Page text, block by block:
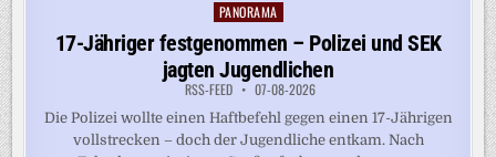
Posted
PANORAMA
17-Jähriger festgenommen – Polizei und SEK
jagten Jugendlichen
RSS-FEED 07-08-2026
Die Polizei wollte einen Haftbefehl gegen einen 17-Jährigen
vollstrecken – doch der Jugendliche entkam. Nach